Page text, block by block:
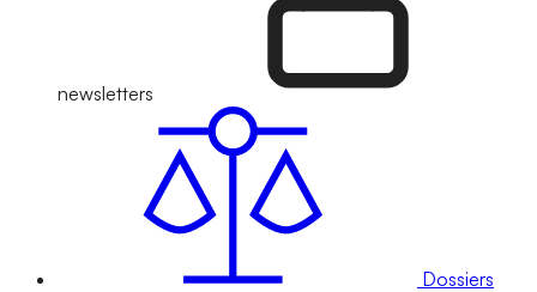
newsletters
Dossiers